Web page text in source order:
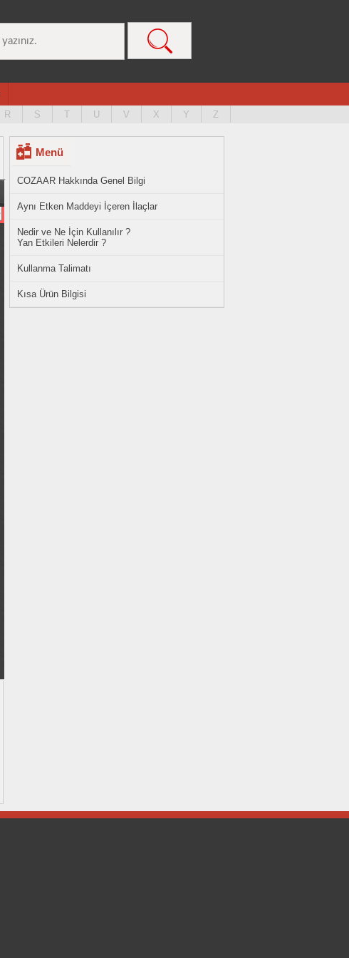
R S T U V X Y Z
Menü
COZAAR Hakkında Genel Bilgi
Aynı Etken Maddeyi İçeren İlaçlar
Nedir ve Ne İçin Kullanılır ?
Yan Etkileri Nelerdir ?
Kullanma Talimatı
Kısa Ürün Bilgisi